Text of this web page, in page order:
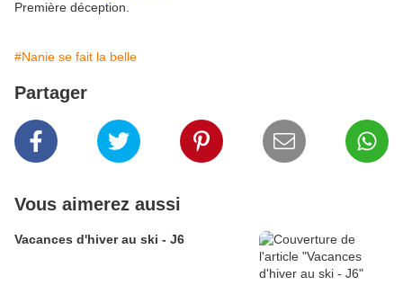
Première déception.
#Nanie se fait la belle
Partager
Vous aimerez aussi
Vacances d'hiver au ski - J6